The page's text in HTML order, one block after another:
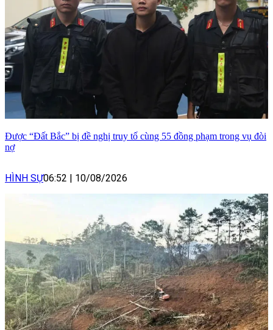
Được “Đất Bắc” bị đề nghị truy tố cùng 55 đồng phạm trong vụ đòi
nợ
HÌNH SỰ06:52 10/08/2026